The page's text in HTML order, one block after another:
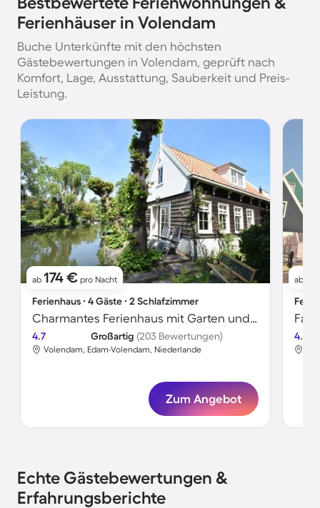
Ferienhäuser in Volendam
Buche Unterkünfte mit den höchsten
Gästebewertungen in Volendam, geprüft nach
Komfort, Lage, Ausstattung, Sauberkeit und Preis-
Leistung.
ab 174 € pro Nacht
Ferienhaus ∙ 4 Gäste ∙ 2 Schlafzimmer
Charmantes Ferienhaus mit Garten und Terrasse | Seeblick
4.7 Großartig (203 Bewertungen)
Volendam, Edam-Volendam, Niederlande
Zum Angebot
ab
4.7
Echte Gästebewertungen &
Erfahrungsberichte